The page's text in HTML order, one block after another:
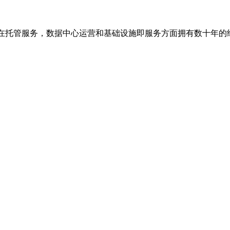
管服务，数据中心运营和基础设施即服务方面拥有数十年